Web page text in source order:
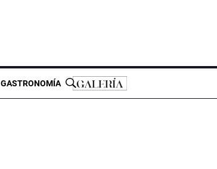
GASTRONOMÍA